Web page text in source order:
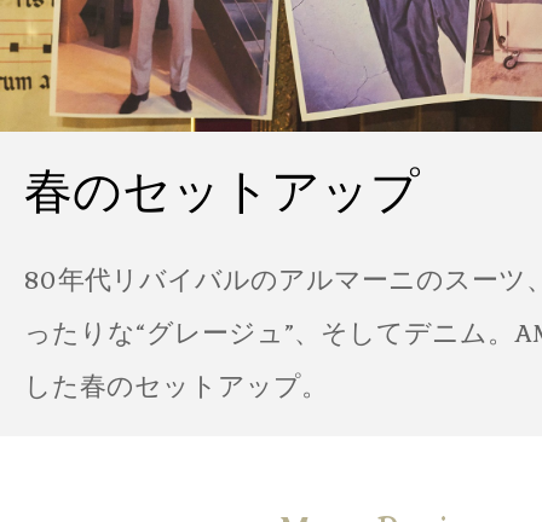
春のセットアップ
80年代リバイバルのアルマーニのスーツ
ったりな“グレージュ”、そしてデニム。
した春のセットアップ。